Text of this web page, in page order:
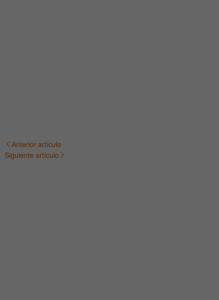
Navegación
Anterior artículo
Siguiente artículo